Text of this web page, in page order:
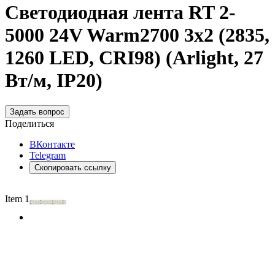
Светодиодная лента RT 2-
5000 24V Warm2700 3x2 (2835,
1260 LED, CRI98) (Arlight, 27
Вт/м, IP20)
Задать вопрос
Поделиться
ВКонтакте
Telegram
Скопировать ссылку
Item 1 of 2